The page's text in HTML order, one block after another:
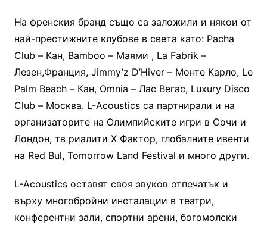
На френския бранд също са заложили и някои от
най-престижните клубове в света като: Pacha
Club – Кан, Bamboo – Маями , La Fabrik –
Лезен,Франция, Jimmy’z D’Hiver – Монте Карло, Le
Palm Beach – Кан, Omnia – Лас Вегас, Luxury Disco
Club – Москва. L-Acoustics са партнирали и на
организаторите на Олимпийските игри в Сочи и
Лондон, тв риалити Х Фактор, глобалните ивенти
на Red Bul, Tomorrow Land Festival и много други.
L-Acoustics оставят своя звуков отпечатък и
върху многобройни инсталации в театри,
конферентни зали, спортни арени, богомолски